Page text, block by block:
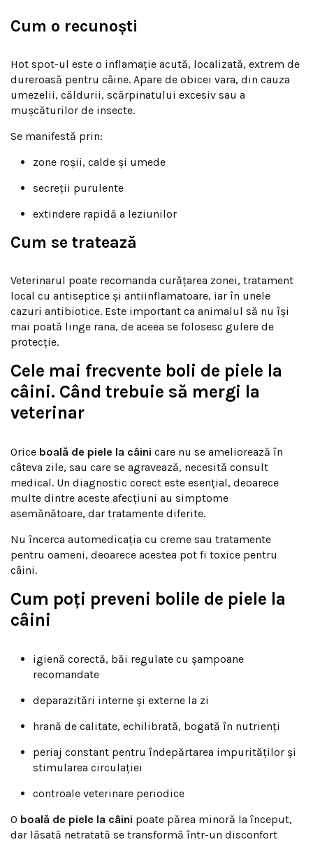
Cum o recunoști
Hot spot-ul este o inflamație acută, localizată, extrem de
dureroasă pentru câine. Apare de obicei vara, din cauza
umezelii, căldurii, scărpinatului excesiv sau a
mușcăturilor de insecte.
Se manifestă prin:
zone roșii, calde și umede
secreții purulente
extindere rapidă a leziunilor
Cum se tratează
Veterinarul poate recomanda curățarea zonei, tratament
local cu antiseptice și antiinflamatoare, iar în unele
cazuri antibiotice. Este important ca animalul să nu își
mai poată linge rana, de aceea se folosesc gulere de
protecție.
Cele mai frecvente boli de piele la
câini. Când trebuie să mergi la
veterinar
Orice boală de piele la câini care nu se ameliorează în
câteva zile, sau care se agravează, necesită consult
medical. Un diagnostic corect este esențial, deoarece
multe dintre aceste afecțiuni au simptome
asemănătoare, dar tratamente diferite.
Nu încerca automedicația cu creme sau tratamente
pentru oameni, deoarece acestea pot fi toxice pentru
câini.
Cum poți preveni bolile de piele la
câini
igienă corectă, băi regulate cu șampoane
recomandate
deparazitări interne și externe la zi
hrană de calitate, echilibrată, bogată în nutrienți
periaj constant pentru îndepărtarea impurităților și
stimularea circulației
controale veterinare periodice
O boală de piele la câini poate părea minoră la început,
dar lăsată netratată se transformă într-un disconfort